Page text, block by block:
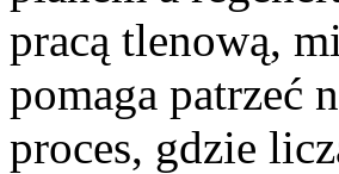
pracą tlenową,
pomaga patrzeć
proces, gdzie